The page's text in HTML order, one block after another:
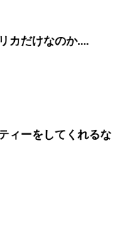
カだけなのか....
ィーをしてくれるな